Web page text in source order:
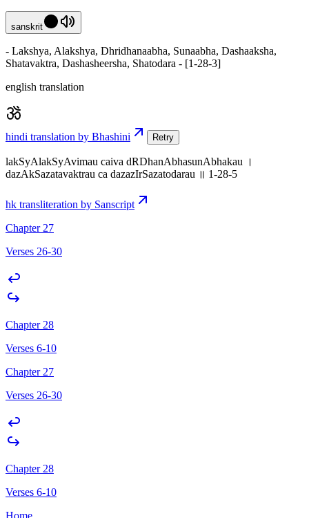
sanskrit
- Lakshya, Alakshya, Dhridhanaabha, Sunaabha, Dashaaksha,
Shatavaktra, Dashasheersha, Shatodara - [1-28-3]
english translation
hindi translation by Bhashini Retry
lakSyAlakSyAvimau caiva dRDhanAbhasunAbhakau ।
dazAkSazatavaktrau ca dazazIrSazatodarau ॥ 1-28-5
hk transliteration by Sanscript
Chapter 27
Verses 26-30
Chapter 28
Verses 6-10
Chapter 27
Verses 26-30
Chapter 28
Verses 6-10
Home